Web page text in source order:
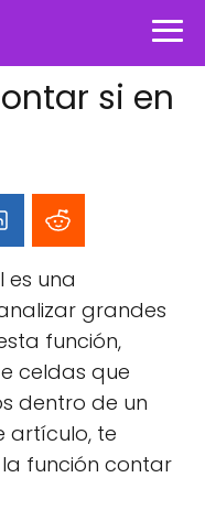
si en
es una
grandes
función,
celdas que
dentro de un
artículo, te
función contar